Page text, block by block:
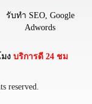
รับทำ SEO, Google
Adwords
มงบริการดี 24 ชม
reserved.